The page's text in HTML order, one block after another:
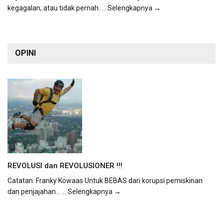
kegagalan, atau tidak pernah. ... Selengkapnya →
OPINI
REVOLUSI dan REVOLUSIONER !!!
Catatan: Franky Kowaas Untuk BEBAS dari korupsi pemiskinan
dan penjajahan...
... Selengkapnya →